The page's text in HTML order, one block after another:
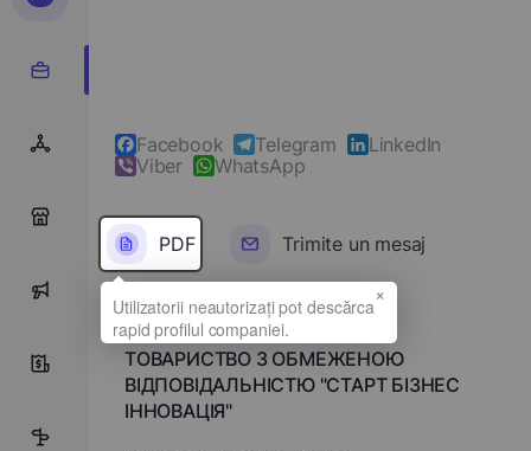
0
Facebook Telegram
LinkedIn
Viber
WhatsApp
PDF Trimite un mesaj
Denumirea completă
ТОВАРИСТВО З ОБМЕЖЕНОЮ
ВІДПОВІДАЛЬНІСТЮ "СТАРТ БІЗНЕС
ІННОВАЦІЯ"
×